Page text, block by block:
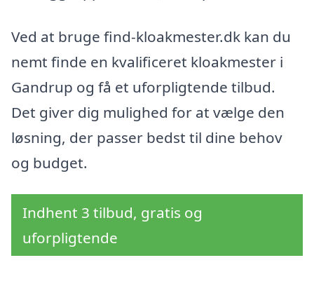
Ved at bruge find-kloakmester.dk kan du
nemt finde en kvalificeret kloakmester i
Gandrup og få et uforpligtende tilbud.
Det giver dig mulighed for at vælge den
løsning, der passer bedst til dine behov
og budget.
Indhent 3 tilbud, gratis og
uforpligtende